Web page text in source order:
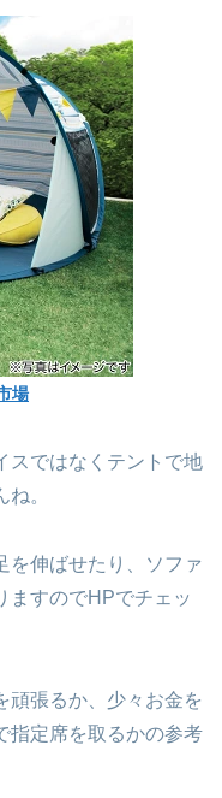
場
スではなくテントで地
。
を伸ばせたり、ソファ
ますのでHPでチェッ
頑張るか、少々お金を
指定席を取るかの参考